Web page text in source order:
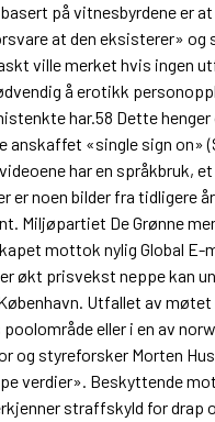
på vitnesbyrdene er
at den eksisterer»
ville merket hvis ingen
å erotikk
har.58 Dette
anskaffet «single sign on»
har en språkbruk,
noen bilder fra tidligere
Miljøpartiet De Grønne
mottok nylig Global
prisvekst neppe kan
Utfallet av møtet
eller i en av
styreforsker Morten
verdier». Beskyttende
straffskyld for